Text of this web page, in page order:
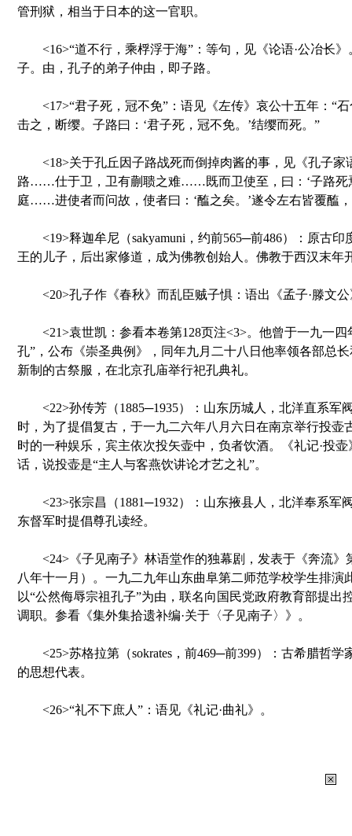
管刑狱，相当于日本的这一官职。
<16>“道不行，乘桴浮于海”：等句，见《论语·公冶长》
子。由，孔子的弟子仲由，即子路。
<17>“君子死，冠不免”：语见《左传》哀公十五年：“石
击之，断缨。子路曰：‘君子死，冠不免。’结缨而死。”
<18>关于孔丘因子路战死而倒掉肉酱的事，见《孔子家
路……仕于卫，卫有蒯聩之难……既而卫使至，曰：‘子路死
庭……进使者而问故，使者曰：‘醢之矣。’遂令左右皆覆醢，
<19>释迦牟尼（sakyamuni，约前565─前486）：原古印
王的儿子，后出家修道，成为佛教创始人。佛教于西汉末年
<20>孔子作《春秋》而乱臣贼子惧：语出《孟子·滕文公
<21>袁世凯：参看本卷第128页注<3>。他曾于一九一四
孔”，公布《崇圣典例》，同年九月二十八日他率领各部总
新制的古祭服，在北京孔庙举行祀孔典礼。
<22>孙传芳（1885─1935）：山东历城人，北洋直系军
时，为了提倡复古，于一九二六年八月六日在南京举行投壶
时的一种娱乐，宾主依次投矢壶中，负者饮酒。《礼记·投
话，说投壶是“主人与客燕饮讲论才艺之礼”。
<23>张宗昌（1881─1932）：山东掖县人，北洋奉系军
东督军时提倡尊孔读经。
<24>《子见南子》林语堂作的独幕剧，发表于《奔流》
八年十一月）。一九二九年山东曲阜第二师范学校学生排演
以“公然侮辱宗祖孔子”为由，联名向国民党政府教育部提出
调职。参看《集外集拾遗补编·关于〈子见南子〉》。
<25>苏格拉第（sokrates，前469─前399）：古希腊哲学
的思想代表。
<26>“礼不下庶人”：语见《礼记·曲礼》。